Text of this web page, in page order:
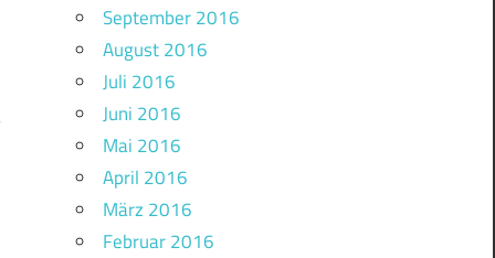
September 2016
August 2016
Juli 2016
Juni 2016
Mai 2016
April 2016
März 2016
Februar 2016